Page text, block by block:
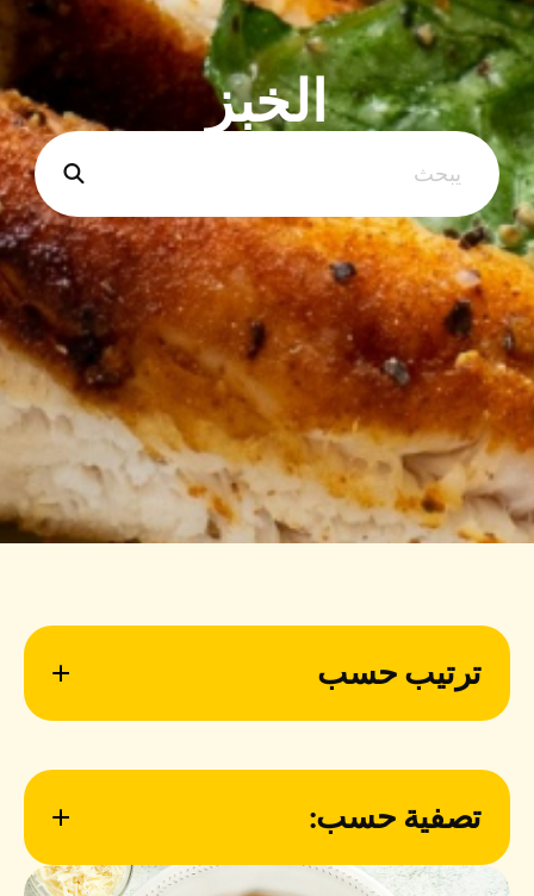
الخبز
ترتيب حسب
تصفية حسب: